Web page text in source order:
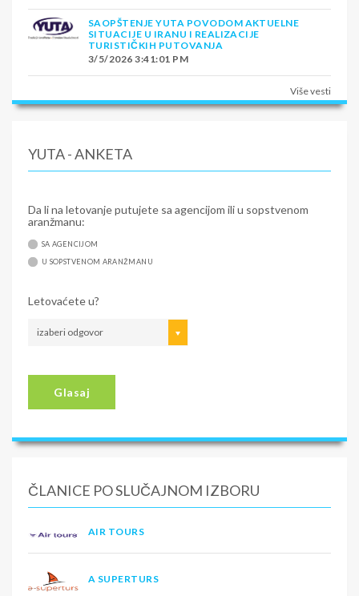
SAOPŠTENJE YUTA POVODOM AKTUELNE
SITUACIJE U IRANU I REALIZACIJE
TURISTIČKIH PUTOVANJA
3/5/2026 3:41:01 PM
Više vesti
YUTA - ANKETA
Da li na letovanje putujete sa agencijom ili u sopstvenom
aranžmanu:
SA AGENCIJOM
U SOPSTVENOM ARANŽMANU
Letovaćete u?
izaberi odgovor
Glasaj
ČLANICE PO SLUČAJNOM IZBORU
AIR TOURS
A SUPERTURS